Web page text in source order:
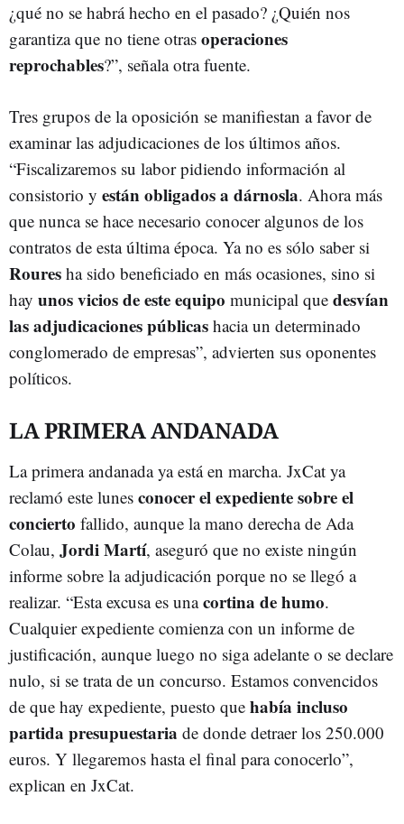
¿qué no se habrá hecho en el pasado? ¿Quién nos
garantiza que no tiene otras operaciones
reprochables?”, señala otra fuente.
Tres grupos de la oposición se manifiestan a favor de
examinar las adjudicaciones de los últimos años.
“Fiscalizaremos su labor pidiendo información al
consistorio y están obligados a dárnosla. Ahora más
que nunca se hace necesario conocer algunos de los
contratos de esta última época. Ya no es sólo saber si
Roures ha sido beneficiado en más ocasiones, sino si
hay unos vicios de este equipo municipal que desvían
las adjudicaciones públicas hacia un determinado
conglomerado de empresas”, advierten sus oponentes
políticos.
LA PRIMERA ANDANADA
La primera andanada ya está en marcha. JxCat ya
reclamó este lunes conocer el expediente sobre el
concierto fallido, aunque la mano derecha de Ada
Colau, Jordi Martí, aseguró que no existe ningún
informe sobre la adjudicación porque no se llegó a
realizar. “Esta excusa es unacortina de humo.
Cualquier expediente comienza con un informe de
justificación, aunque luego no siga adelante o se declare
nulo, si se trata de un concurso. Estamos convencidos
de que hay expediente, puesto que había incluso
partida presupuestaria de donde detraer los 250.000
euros. Y llegaremos hasta el final para conocerlo”,
explican en JxCat.